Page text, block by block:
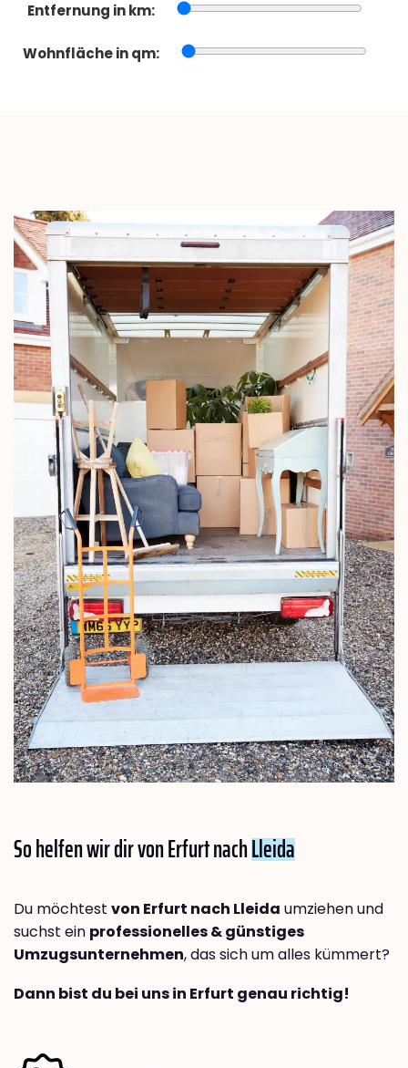
Entfernung in km:
Wohnfläche in qm:
So helfen wir dir von Erfurt nachLleida
Du möchtest von Erfurt nach Lleida umziehen und
suchst ein professionelles & günstiges
Umzugsunternehmen, das sich um alles kümmert?
Dann bist du bei uns in Erfurt genau richtig!